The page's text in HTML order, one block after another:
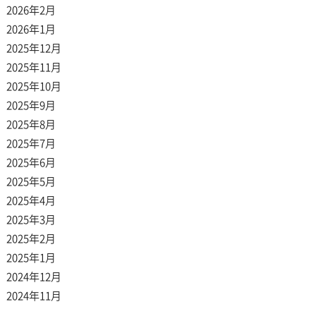
2026年2月
2026年1月
2025年12月
2025年11月
2025年10月
2025年9月
2025年8月
2025年7月
2025年6月
2025年5月
2025年4月
2025年3月
2025年2月
2025年1月
2024年12月
2024年11月